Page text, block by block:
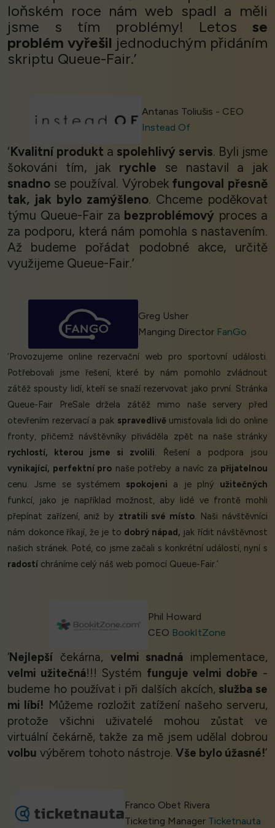
loňském roce nám web spadl a měli
jsme s tím problémy! Letos se
problém vyřešil jednoduchým přidáním
skriptu Queue-Fair.’
Antanas Toliušis - CEO
Instead Of
‘Kvalitní produkt a spolehlivý servis. Byli jsme
šokováni tím, jak rychle se nastavil a jak
snadno se používal. Výrobek fungoval přesně
tak, jak bylo zamýšleno. Chceme poděkovat
týmu Queue-Fair za bezproblémový proces a
za podporu, která nám pomohla s nastavením.
Až budeme pořádat podobné akce, určitě
využijeme Queue-Fair.’
Greg Usher
Manging Director FanGo
‘Provozujeme online rezervační web pro sportovní události.
Potřebovali jsme řešení, které by nám pomohlo zvládnout
zátěž spousty lidí, kteří se snaží rezervovat jako první. Stránka
Queue-Fair PreSale držela zátěž mimo naše servery před
otevřením rezervací a pak spravedlivěumisťovala lidi do online
fronty, přičemž návštěvníky přiváděla zpět na naše stránky
rychlostí, kterou jsme si zvolili. Řešení a podpora jsou
vynikající, perfektní pro naše potřeby a navíc za přijatelnou
cenu. Jsme se systémem spokojeni a je plný užitečných
funkcí, jako je například možnost, aby lidé ve frontě mohli
přepínat zařízení, aniž by ztratili své místo. Naši návštěvníci
nám dokonce říkají, že je to dobrý nápad, jak řídit návštěvnost
našich stránek. Poté, co jsme začali s konkrétní událostí, nyní s
radostí chráníme celý náš web pomocí Queue-Fair.’
Phil Howard
CEO BookItZone
‘Nejlepší čekárna, velmi snadná implementace,
velmi užitečná!!! Systém funguje velmi dobře -
budeme ho používat i při dalších akcích, služba se
mi líbí! Můžeme rozložit zatížení našeho serveru,
protože všichni uživatelé mohou zůstat ve
virtuální čekárně, takže za mě jsem udělal dobrou
volbu výběrem tohoto nástroje. Vše bylo úžasné!’
Franco Obet Rivera
Ticketing Manager Ticketnauta